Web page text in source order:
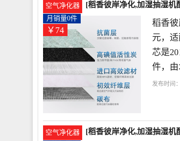
空气净化器 [稻香彼岸净化,加湿抽湿机
￥74
月销量0件
稻香
元，
芯是
件，由
发布时间
空气净化器 [稻香彼岸净化,加湿抽湿机